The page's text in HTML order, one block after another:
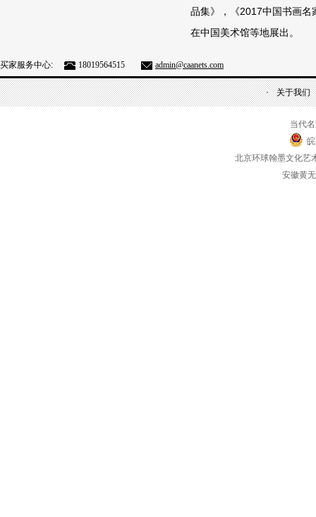
品集》，《2017中国书画名
在中国美术馆等地展出。
买家服务中心: 18019564515 admin@caanets.com
关于我们
当代
北京环球翰墨文化艺
安徽黄